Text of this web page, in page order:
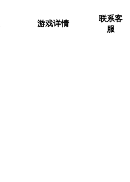
游戏详情
联系客
服